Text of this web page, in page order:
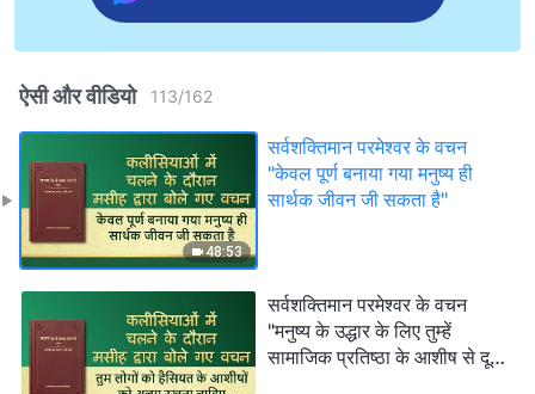
ऐसी और वीडियो 113/162
48:53
सर्वशक्तिमान परमेश्वर के वचन
"केवल पूर्ण बनाया गया मनुष्य ही
सार्थक जीवन जी सकता है"
सर्वशक्तिमान परमेश्वर के वचन
"मनुष्य के उद्धार के लिए तुम्हें
सामाजिक प्रतिष्ठा के आशीष से दूर